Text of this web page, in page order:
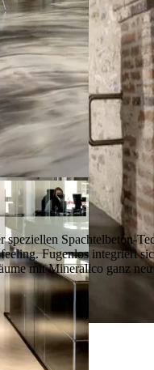
Spachtelbeton-
Fugenlos integriert
mit Mineralico ganz